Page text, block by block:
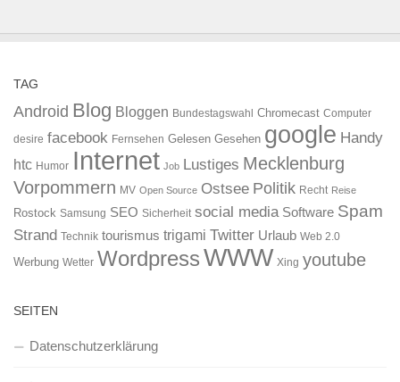
TAG
Android Blog Bloggen Bundestagswahl Chromecast Computer
desire facebook Fernsehen Gelesen Gesehen google Handy
htc Humor Internet Job Lustiges Mecklenburg
Vorpommern MV Open Source Ostsee Politik Recht Reise
Rostock Samsung SEO Sicherheit social media Software Spam
Strand Technik tourismus trigami Twitter Urlaub Web 2.0
Werbung Wetter WordpressWWW Xing youtube
SEITEN
Datenschutzerklärung